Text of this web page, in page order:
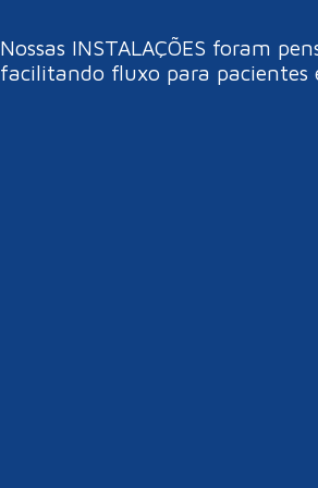
Nossas INSTALAÇÕES foram
facilitando fluxo para pacientes